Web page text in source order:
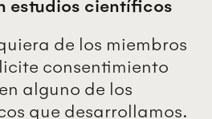
estudios científicos
de los miembros
consentimiento
alguno de los
que desarrollamos.